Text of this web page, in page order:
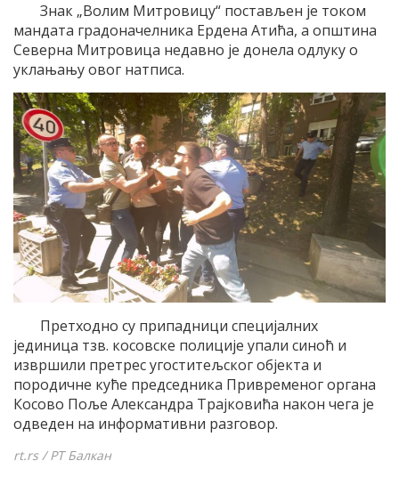
Знак „Волим Митровицу“ постављен је током
мандата градоначелника Ердена Атића, а општина
Северна Митровица недавно је донела одлуку о
уклањању овог натписа.
Претходно су припадници специјалних
јединица тзв. косовске полиције упали синоћ и
извршили претрес угоститељског објекта и
породичне куће председника Привременог органа
Косово Поље Александра Трајковића након чега је
одведен на информативни разговор.
rt.rs / РТ Балкан